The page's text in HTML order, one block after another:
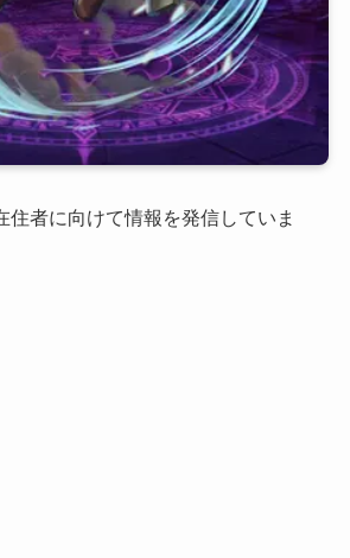
住者に向けて情報を発信していま